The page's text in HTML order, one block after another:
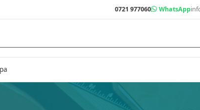
0721 977060 WhatsApp